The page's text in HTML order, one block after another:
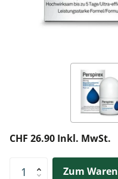
CHF 26.90 Inkl. MwSt.
Zum